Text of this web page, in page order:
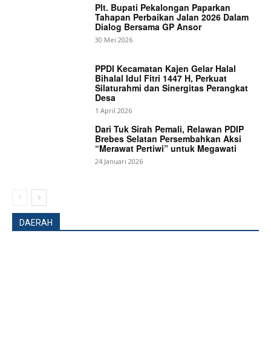
Plt. Bupati Pekalongan Paparkan
Tahapan Perbaikan Jalan 2026 Dalam
Dialog Bersama GP Ansor
30 Mei 2026
PPDI Kecamatan Kajen Gelar Halal
Bihalal Idul Fitri 1447 H, Perkuat
Silaturahmi dan Sinergitas Perangkat
Desa
1 April 2026
Dari Tuk Sirah Pemali, Relawan PDIP
Brebes Selatan Persembahkan Aksi
“Merawat Pertiwi” untuk Megawati
24 Januari 2026
DAERAH